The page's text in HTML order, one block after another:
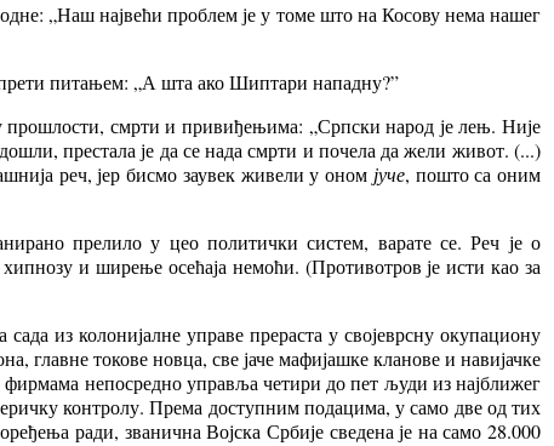
„Наш највећи проблем је у томе што на Косову нема нашег
питањем: „А шта ако Шиптари нападну?”
прошлости, смрти и привиђењима: „Српски народ је лењ. Није
престала је да се нада смрти и почела да жели живот. (...)
реч, јер бисмо заувек живели у оном јуче, пошто са оним
прелило у цео политички систем, варате се. Реч је о
и ширење осећаја немоћи. (Противотров је исти као за
из колонијалне управе прераста у својеврсну окупациону
главне токове новца, све јаче мафијашке кланове и навијачке
непосредно управља четири до пет људи из најближег
контролу. Према доступним подацима, у само две од тих
ради, званична Војска Србије сведена је на само 28.000